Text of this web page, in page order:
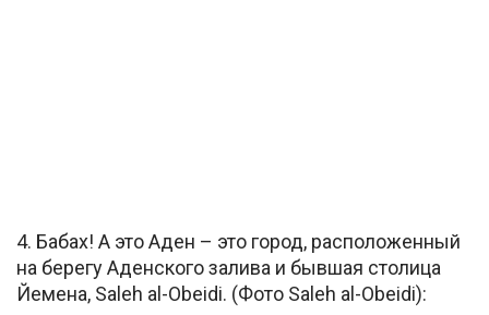
4. Бабах! А это Аден – это город, расположенный
на берегу Аденского залива и бывшая столица
Йемена, Saleh al-Obeidi. (Фото Saleh al-Obeidi):